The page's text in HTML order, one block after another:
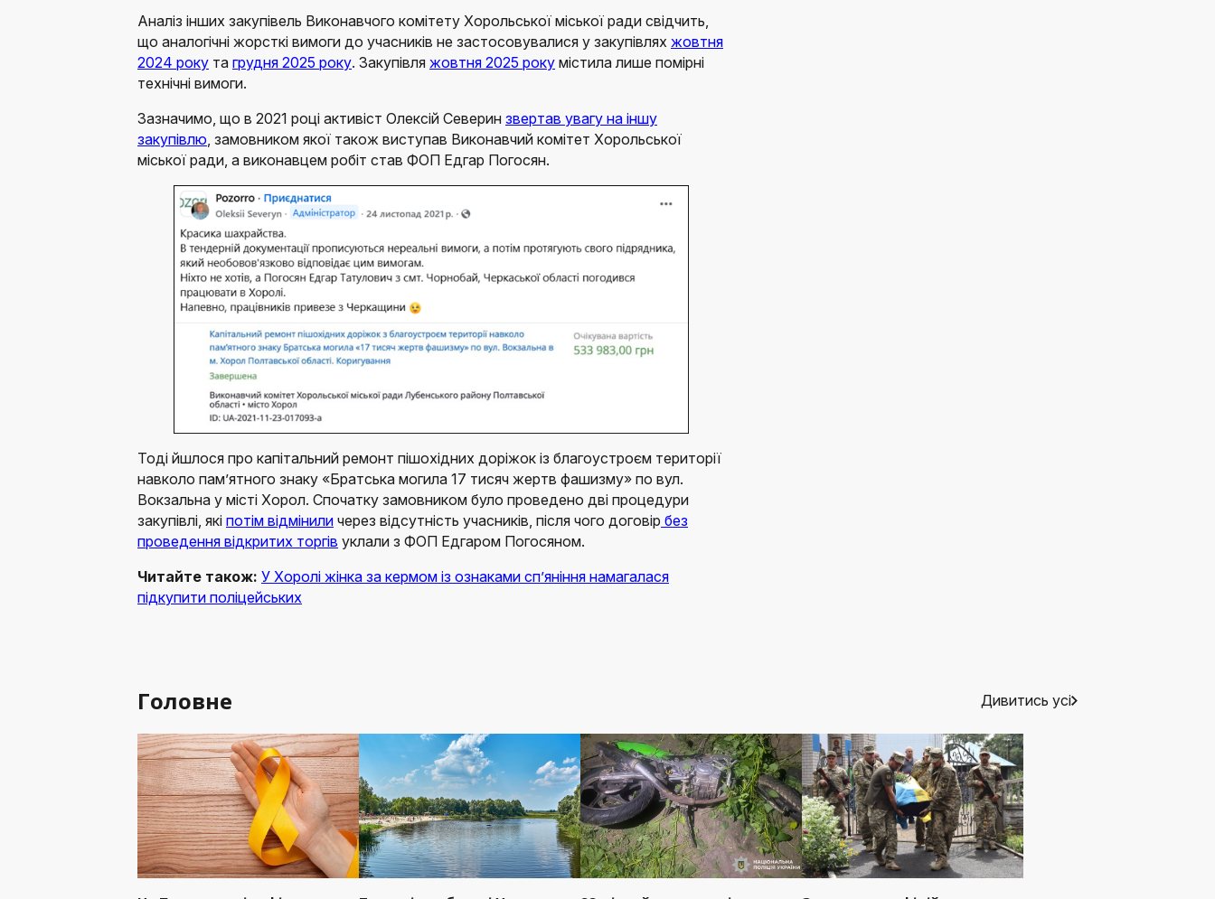
Аналіз інших закупівель Виконавчого комітету Хорольської міської ради свідчить,
що аналогічні жорсткі вимоги до учасників не застосовувалися у закупівлях жовтня
2024 року та грудня 2025 року. Закупівля жовтня 2025 року містила лише помірні
технічні вимоги.
Зазначимо, що в 2021 році активіст Олексій Северин звертав увагу на іншу
закупівлю, замовником якої також виступав Виконавчий комітет Хорольської
міської ради, а виконавцем робіт став ФОП Едгар Погосян.
Тоді йшлося про капітальний ремонт пішохідних доріжок із благоустроєм території
навколо пам’ятного знаку «Братська могила 17 тисяч жертв фашизму» по вул.
Вокзальна у місті Хорол. Спочатку замовником було проведено дві процедури
закупівлі, які потім відмінили через відсутність учасників, після чого договір без
проведення відкритих торгів уклали з ФОП Едгаром Погосяном.
Читайте також: У Хоролі жінка за кермом із ознаками сп’яніння намагалася
підкупити поліцейських
Головне Дивитись усі